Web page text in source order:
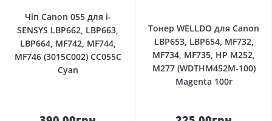
Чіп Canon 055 для i-
SENSYS LBP662, LBP663,
LBP664, MF742, MF744,
MF746 (3015C002) CC055C
Cyan
Тонер WELLDO для Canon
LBP653, LBP654, MF732,
MF734, MF735, HP M252,
M277 (WDTHM452M-100)
Magenta 100г